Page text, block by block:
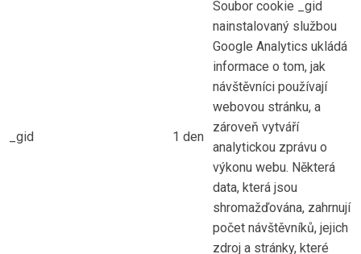
_gid 1 den
Soubor cookie _gid
nainstalovaný službou
Google Analytics ukládá
informace o tom, jak
návštěvníci používají
webovou stránku, a
zároveň vytváří
analytickou zprávu o
výkonu webu. Některá
data, která jsou
shromažďována, zahrnují
počet návštěvníků, jejich
zdroj a stránky, které